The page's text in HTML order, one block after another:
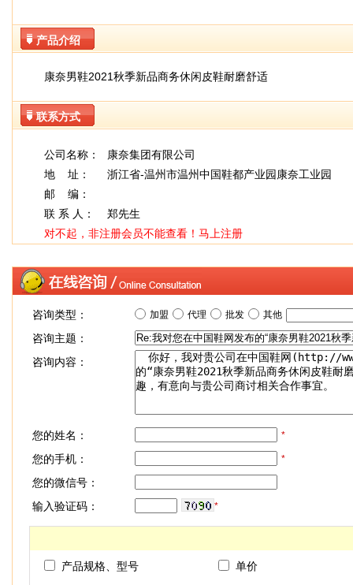
产品介绍
康奈男鞋2021秋季新品商务休闲皮鞋耐磨舒适
联系方式
公司名称：
康奈集团有限公司
地 址：
浙江省-温州市温州中国鞋都产业园康奈工业园
邮 编：
联 系 人：
郑先生
对不起，非注册会员不能查看！ 马上注册
咨询类型： 加盟 代理 批发 其他
咨询主题：
咨询内容：
您的姓名： *
您的手机： *
您的微信号：
输入验证码：
*
产品规格、型号 单价